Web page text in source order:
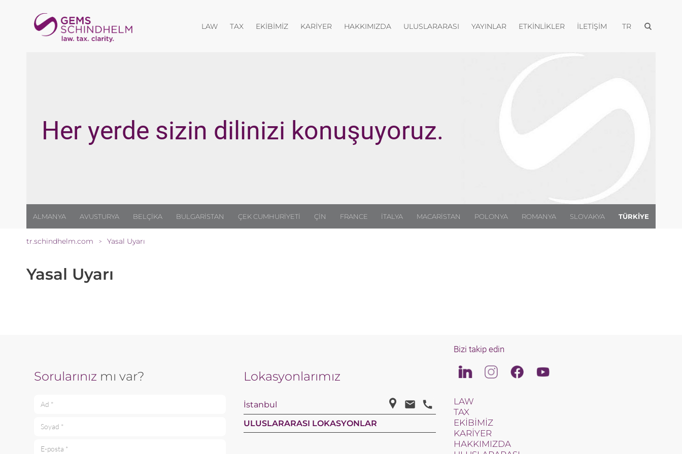
LAWMenüyü aç
TAXMenüyü aç
EKIBIMIZ KARIYERMenüyü aç
HAKKIMIZDAMenüyü aç
ULUSLARARASI Menüyü aç
YAYINLARMenüyü aç
ETKINLIKLERMenüyü aç
İLETIŞIM Menüyü aç
TR Menüyü aç
Her yerde sizin dilinizi konuşuyoruz.
ALMANYA AVUSTURYA BELÇIKA BULGARISTAN ÇEK CUMHURIYETI ÇIN FRANCE İTALYA MACARISTAN POLONYA ROMANYA SLOVAKYA TÜRKIYE
tr.schindhelm.com > Yasal Uyarı
Yasal Uyarı
Sorularınız mı var?
Ad *
Soyad *
Lokasyonlarımız
İstanbul
ULUSLARARASI LOKASYONLAR
Bizi takip edin
LinkedinInstagramFacebookYoutube
LAW
TAX
EKIBIMIZ
KARIYER
HAKKIMIZDA